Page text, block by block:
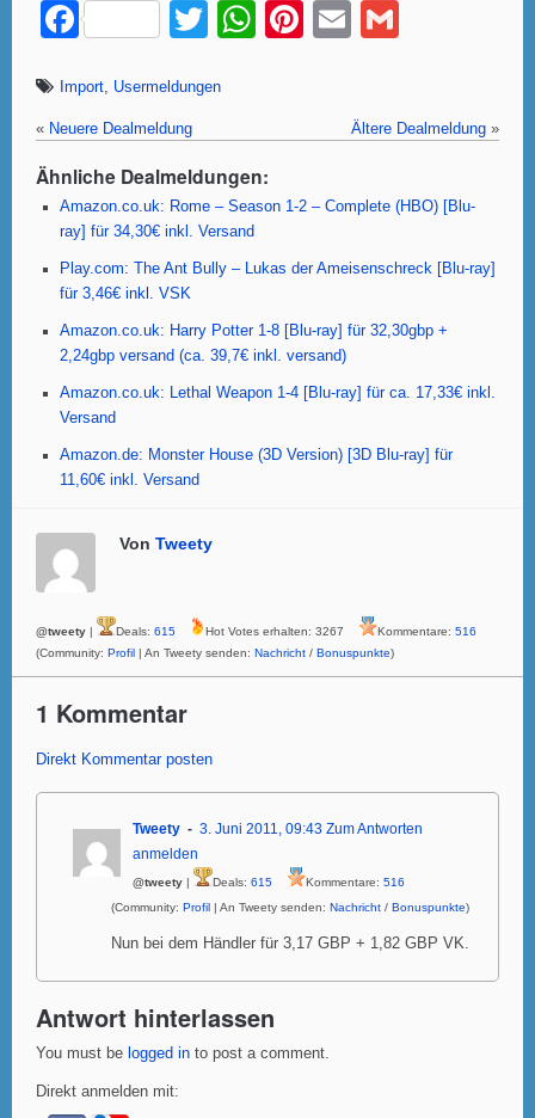
F
c
e
b
o
o
k
T
tt
er
W
s
A
p
Pi
e
E
Import Usermeldungen
« Neuere Dealmeldung Ältere Dealmeldung »
Ähnliche Dealmeldungen:
Amazon.co.uk: Rome – Season 1-2 – Complete (HBO) [Blu-
ray] für 34,30€ inkl. Versand
Play.com: The Ant Bully – Lukas der Ameisenschreck [Blu-ray]
für 3,46€ inkl. VSK
Amazon.co.uk: Harry Potter 1-8 [Blu-ray] für 32,30gbp +
2,24gbp versand (ca. 39,7€ inkl. versand)
Amazon.co.uk: Lethal Weapon 1-4 [Blu-ray] für ca. 17,33€ inkl.
Versand
Amazon.de: Monster House (3D Version) [3D Blu-ray] für
11,60€ inkl. Versand
Von Tweety
@tweety | Deals: 615 Hot Votes erhalten: 3267 Kommentare: 516
(Community: Profil | An Tweety senden: Nachricht / Bonuspunkte)
1 Kommentar
Direkt Kommentar posten
Tweety 3. Juni 2011, 09:43 Zum Antworten
anmelden
@tweety | Deals: 615 Kommentare: 516
(Community: Profil | An Tweety senden: Nachricht / Bonuspunkte)
Nun bei dem Händler für 3,17 GBP + 1,82 GBP VK.
Antwort hinterlassen
You must be logged in to post a comment.
Direkt anmelden mit: